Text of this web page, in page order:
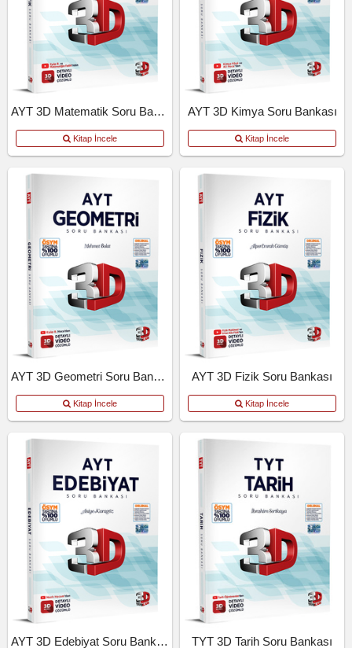
AYT 3D Matematik Soru Bankası
Kitap İncele
AYT 3D Kimya Soru Bankası
Kitap İncele
AYT 3D Geometri Soru Bankası
Kitap İncele
AYT 3D Fizik Soru Bankası
Kitap İncele
AYT 3D Edebiyat Soru Bankası TYT 3D Tarih Soru Bankası